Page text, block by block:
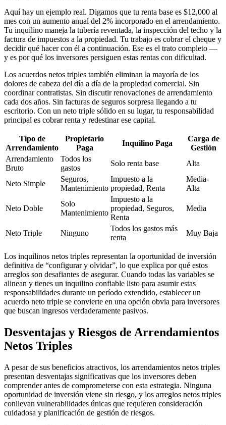
Aquí hay un ejemplo real. Digamos que tu renta base es $12,000 al
mes con un aumento anual del 2% incorporado en el arrendamiento.
Tu inquilino maneja la tubería reventada, la inspección del techo y la
factura de impuestos a la propiedad. Tu trabajo es cobrar el cheque y
decidir qué hacer con él a continuación. Ese es el trato completo —
y es por qué los inversores persiguen estas rentas con dificultad.
Los acuerdos netos triples también eliminan la mayoría de los
dolores de cabeza del día a día de la propiedad comercial. Sin
coordinar contratistas. Sin discutir renovaciones de arrendamiento
cada dos años. Sin facturas de seguros sorpresa llegando a tu
escritorio. Con un neto triple sólido en su lugar, tu responsabilidad
principal es cobrar renta y redestinar ese capital.
Tipo de
Arrendamiento
Propietario
Paga
Inquilino Paga
Carga de
Gestión
Arrendamiento
Bruto
Todos los
gastos
Solo renta base Alta
Neto Simple
Seguros,
Mantenimiento
Impuesto a la
propiedad, Renta
Media-
Alta
Neto Doble
Solo
Mantenimiento
Impuesto a la
propiedad, Seguros,
Renta
Media
Neto Triple Ninguno
Todos los gastos más
renta
Muy Baja
Los inquilinos netos triples representan la oportunidad de inversión
definitiva de “configurar y olvidar”, lo que explica por qué estos
arreglos son desafiantes de asegurar. Cuando todas las variables se
alinean y tienes un inquilino confiable listo para asumir estas
responsabilidades durante un período extendido, establecer un
acuerdo neto triple se convierte en una opción obvia para inversores
que buscan ingresos verdaderamente pasivos.
Desventajas y Riesgos de Arrendamientos
Netos Triples
A pesar de sus beneficios atractivos, los arrendamientos netos triples
presentan desventajas significativas que los inversores deben
comprender antes de comprometerse con esta estrategia. Ninguna
oportunidad de inversión viene sin riesgo, y los arreglos netos triples
conllevan vulnerabilidades únicas que requieren consideración
cuidadosa y planificación de gestión de riesgos.